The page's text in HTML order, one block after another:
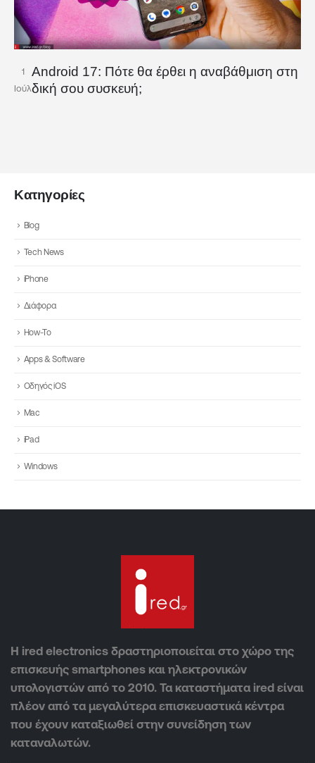
1
Ιούλ
Android 17: Πότε θα έρθει η αναβάθμιση στη
δική σου συσκευή;
Κατηγορίες
Blog
Tech News
iPhone
Διάφορα
How-To
Apps & Software
Οδηγός iOS
Mac
iPad
Windows
Η ired electronics δραστηριοποιείται στο χώρο της
επισκευής smartphones και ηλεκτρονικών
υπολογιστών από το 2010. Τα καταστήματα ired είναι
πλέον από τα μεγαλύτερα επισκευαστικά κέντρα
που έχουν καταξιωθεί στην συνείδηση των
καταναλωτών.